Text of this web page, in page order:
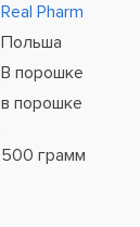
Real Pharm
Польша
В порошке
в порошке
500 грамм